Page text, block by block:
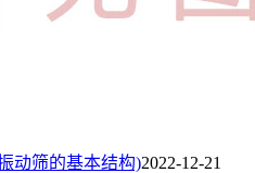
动筛的基本结构)2022-12-21